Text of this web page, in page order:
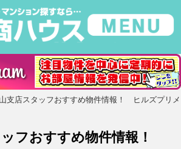
支店スタッフおすすめ物件情報！ ヒルズプリメ
フおすすめ物件情報！